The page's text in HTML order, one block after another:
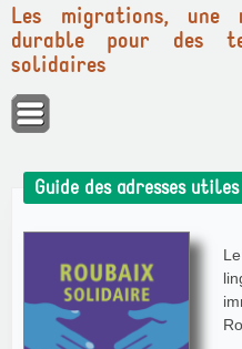
Panneau de gestion des cookies
Les migrations, une
durable pour des
solidaires
Guide des adresses